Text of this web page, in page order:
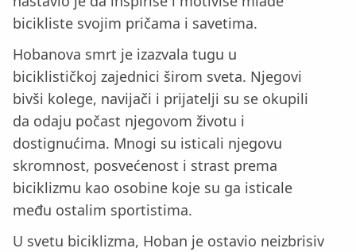
bicikliste svojim pričama i savetima.
Hobanova smrt je izazvala tugu u
biciklističkoj zajednici širom sveta. Njegovi
bivši kolege, navijači i prijatelji su se okupili
da odaju počast njegovom životu i
dostignućima. Mnogi su isticali njegovu
skromnost, posvećenost i strast prema
biciklizmu kao osobine koje su ga isticale
među ostalim sportistima.
U svetu biciklizma, Hoban je ostavio neizbrisiv